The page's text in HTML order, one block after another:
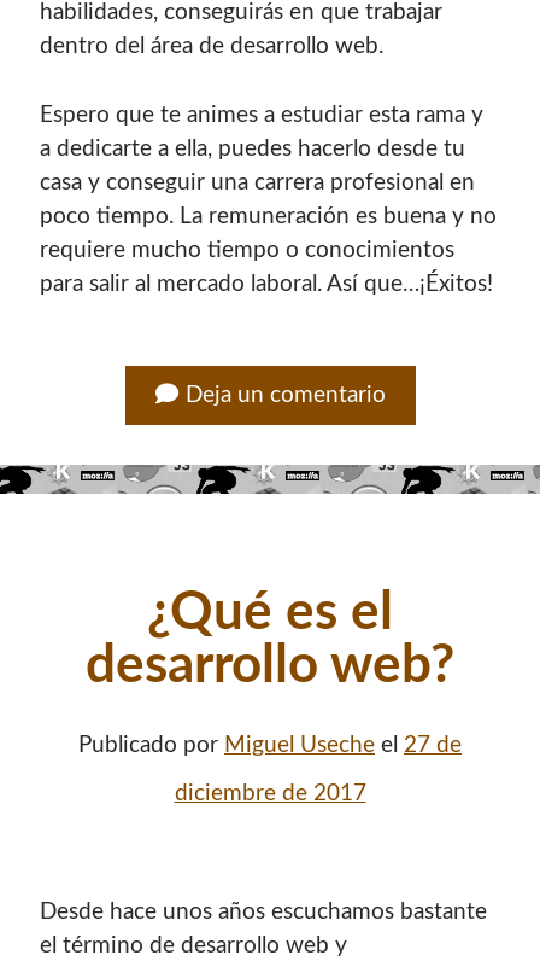
habilidades, conseguirás en que trabajar
dentro del área de desarrollo web.
Espero que te animes a estudiar esta rama y
a dedicarte a ella, puedes hacerlo desde tu
casa y conseguir una carrera profesional en
poco tiempo. La remuneración es buena y no
requiere mucho tiempo o conocimientos
para salir al mercado laboral. Así que…¡Éxitos!
Deja un comentario
¿Qué es el
desarrollo web?
Publicado por Miguel Useche el 27 de
diciembre de 2017
Desde hace unos años escuchamos bastante
el término de desarrollo web y